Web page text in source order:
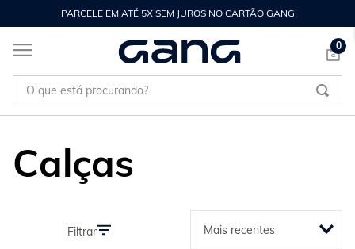
PARCELE EM ATÉ 5X SEM JUROS NO CARTÃO GANG
0
O que está procurando?
Calças
Filtrar Mais recentes